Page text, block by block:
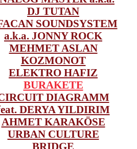
DJ TUTAN
SOUNDSYSTEM
a.k.a. JONNY ROCK
MEHMET ASLAN
KOZMONOT
ELEKTRO HAFIZ
BURAKETE
DIAGRAMM
DERYA YILDIRIM
AHMET KARAKÖSE
URBAN CULTURE
BRIDGE